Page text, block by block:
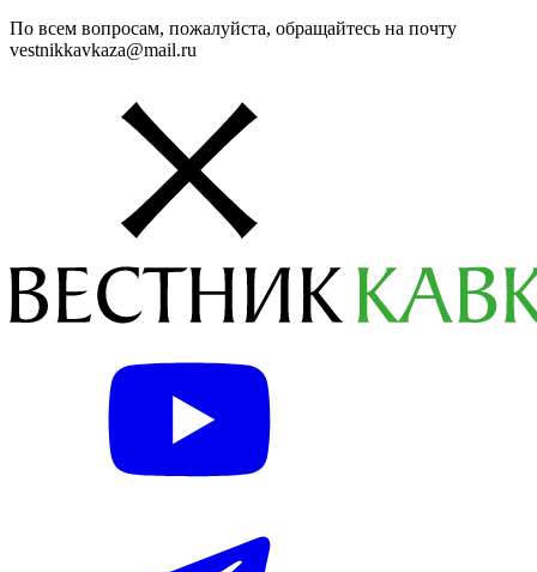
По всем вопросам, пожалуйста, обращайтесь на почту
vestnikkavkaza@mail.ru